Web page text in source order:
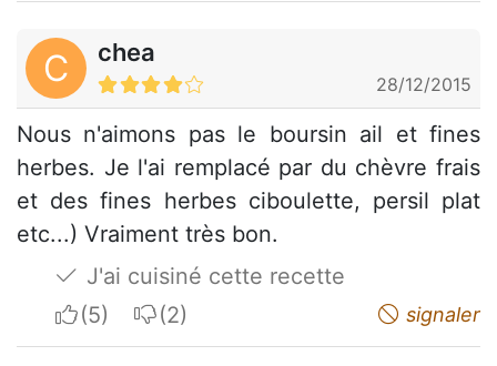
C chea
28/12/2015
Nous n'aimons pas le boursin ail et fines
herbes. Je l'ai remplacé par du chèvre frais
et des fines herbes ciboulette, persil plat
etc...) Vraiment très bon.
J'ai cuisiné cette recette
I apreciateI do not appreciate signaler